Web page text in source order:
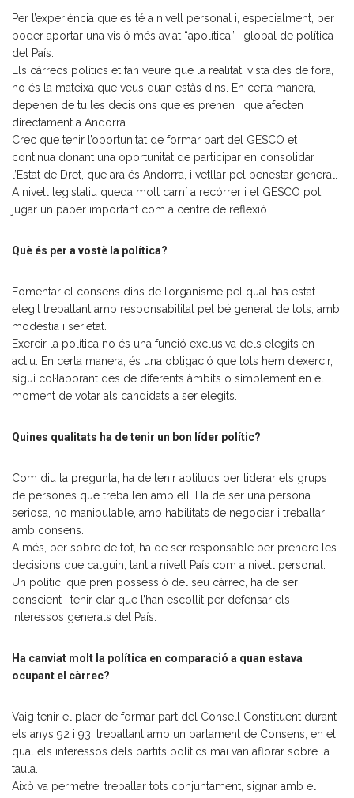
Per l’experiència que es té a nivell personal i, especialment, per
poder aportar una visió més aviat “apolítica” i global de política
del País.
Els càrrecs polítics et fan veure que la realitat, vista des de fora,
no és la mateixa que veus quan estàs dins. En certa manera,
depenen de tu les decisions que es prenen i que afecten
directament a Andorra.
Crec que tenir l’oportunitat de formar part del GESCO et
continua donant una oportunitat de participar en consolidar
l’Estat de Dret, que ara és Andorra, i vetllar pel benestar general.
A nivell legislatiu queda molt camí a recórrer i el GESCO pot
jugar un paper important com a centre de reflexió.
Què és per a vostè la política?
Fomentar el consens dins de l’organisme pel qual has estat
elegit treballant amb responsabilitat pel bé general de tots, amb
modèstia i serietat.
Exercir la política no és una funció exclusiva dels elegits en
actiu. En certa manera, és una obligació que tots hem d’exercir,
sigui col·laborant des de diferents àmbits o simplement en el
moment de votar als candidats a ser elegits.
Quines qualitats ha de tenir un bon líder polític?
Com diu la pregunta, ha de tenir aptituds per liderar els grups
de persones que treballen amb ell. Ha de ser una persona
seriosa, no manipulable, amb habilitats de negociar i treballar
amb consens.
A més, per sobre de tot, ha de ser responsable per prendre les
decisions que calguin, tant a nivell País com a nivell personal.
Un polític, que pren possessió del seu càrrec, ha de ser
conscient i tenir clar que l’han escollit per defensar els
interessos generals del País.
Ha canviat molt la política en comparació a quan estava
ocupant el càrrec?
Vaig tenir el plaer de formar part del Consell Constituent durant
els anys 92 i 93, treballant amb un parlament de Consens, en el
qual els interessos dels partits polítics mai van aflorar sobre la
taula.
Això va permetre, treballar tots conjuntament, signar amb el